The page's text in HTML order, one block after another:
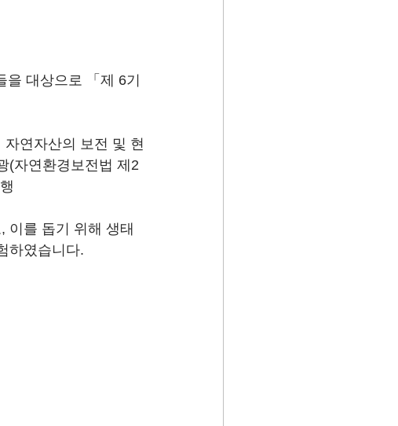
대상으로 「제 6기
연자산의 보전 및 현
(자연환경보전법 제2
이를 돕기 위해 생태
하였습니다.